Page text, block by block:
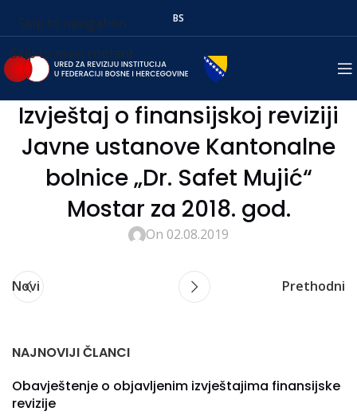
Skip to navigation
Skip to main content
BS
Izvještaj o finansijskoj reviziji
Javne ustanove Kantonalne
bolnice „Dr. Safet Mujić“
Mostar za 2018. god.
On 02.08.2019
Novi Prethodni
NAJNOVIJI ČLANCI
Obavještenje o objavljenim izvještajima finansijske
revizije